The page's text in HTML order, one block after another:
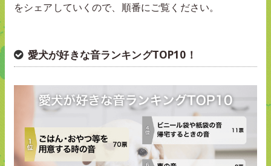
をシェアしていくので、順番にご覧ください。
愛犬が好きな音ランキングTOP10！